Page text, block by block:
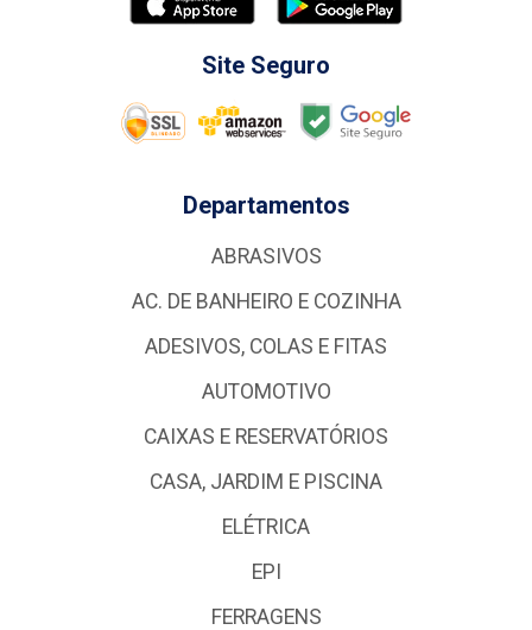
Site Seguro
Departamentos
ABRASIVOS
AC. DE BANHEIRO E COZINHA
ADESIVOS, COLAS E FITAS
AUTOMOTIVO
CAIXAS E RESERVATÓRIOS
CASA, JARDIM E PISCINA
ELÉTRICA
EPI
FERRAGENS